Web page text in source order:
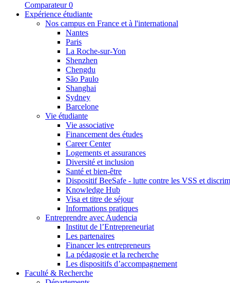
Comparateur 0
Expérience étudiante
Nos campus en France et à l'international
Nantes
Paris
La Roche-sur-Yon
Shenzhen
Chengdu
São Paulo
Shanghai
Sydney
Barcelone
Vie étudiante
Vie associative
Financement des études
Career Center
Logements et assurances
Diversité et inclusion
Santé et bien-être
Dispositif BeeSafe - lutte contre les VSS et
Knowledge Hub
Visa et titre de séjour
Informations pratiques
Entreprendre avec Audencia
Institut de l’Entrepreneuriat
Les partenaires
Financer les entrepreneurs
La pédagogie et la recherche
Les dispositifs d’accompagnement
Faculté & Recherche